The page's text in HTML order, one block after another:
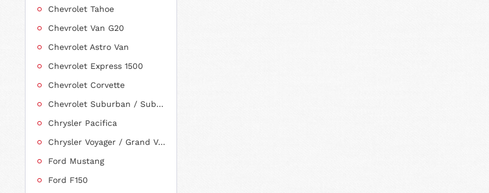
Chevrolet Tahoe
Chevrolet Van G20
Chevrolet Astro Van
Chevrolet Express 1500
Chevrolet Corvette
Chevrolet Suburban / Suburban 1500
Chrysler Pacifica
Chrysler Voyager / Grand Voyager
Ford Mustang
Ford F150